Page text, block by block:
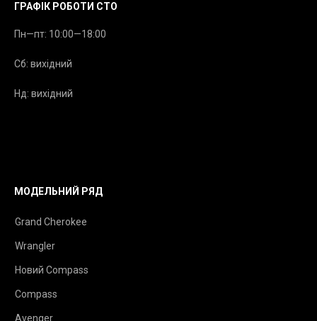
ГРАФІК РОБОТИ СТО
Пн—пт: 10:00—18:00
Сб: вихідний
Нд: вихідний
МОДЕЛЬНИЙ РЯД
Grand Cherokee
Wrangler
Новий Compass
Compass
Avenger